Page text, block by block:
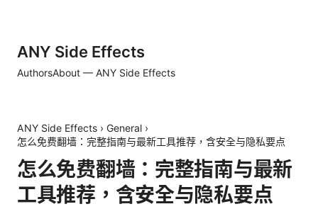
ANY Side Effects
AuthorsAbout — ANY Side Effects
ANY Side Effects › General ›
怎么免费翻墙：完整指南与最新工具推荐，含安全与隐私要点
怎么免费翻墙：完整指南与最新
工具推荐，含安全与隐私要点